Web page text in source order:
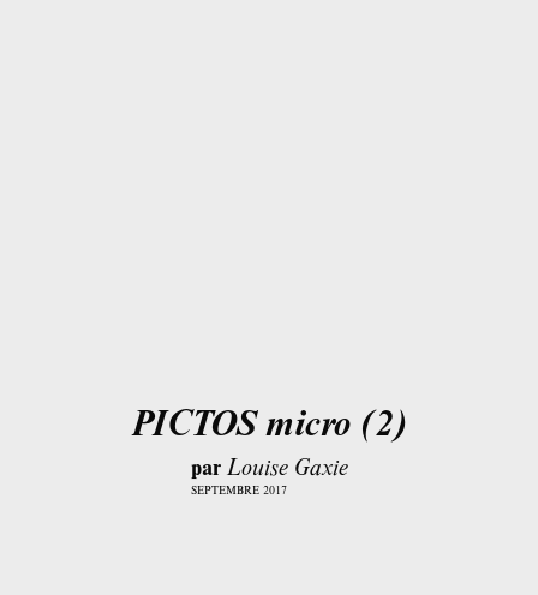
PICTOS micro (2)
par Louise Gaxie
SEPTEMBRE 2017